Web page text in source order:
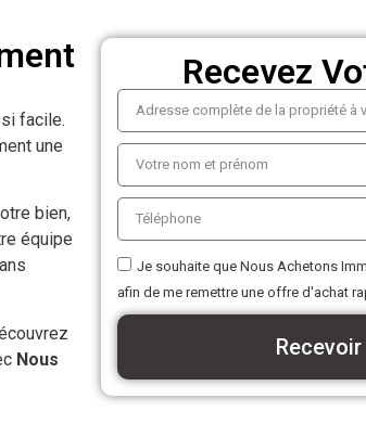
facile.
une
bien,
équipe
Nous
Recevez
Je souhaite que Nous Achetons
afin de me remettre une offre d'achat